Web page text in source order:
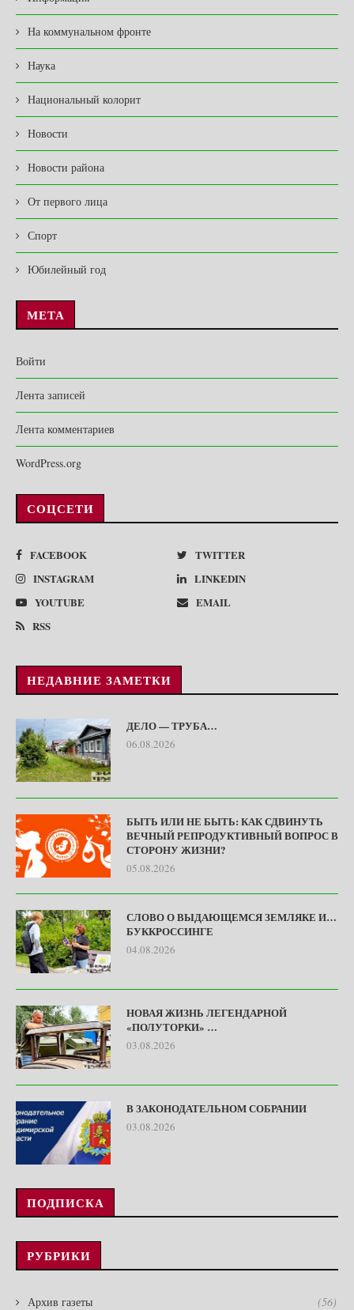
На коммунальном фронте
Наука
Национальный колорит
Новости
Новости района
От первого лица
Спорт
Юбилейный год
МЕТА
Войти
Лента записей
Лента комментариев
WordPress.org
СОЦСЕТИ
FACEBOOK
TWITTER
INSTAGRAM
LINKEDIN
YOUTUBE
EMAIL
RSS
НЕДАВНИЕ ЗАМЕТКИ
ДЕЛО — ТРУБА…
06.08.2026
БЫТЬ ИЛИ НЕ БЫТЬ: КАК СДВИНУТЬ
ВЕЧНЫЙ РЕПРОДУКТИВНЫЙ ВОПРОС В
СТОРОНУ ЖИЗНИ?
05.08.2026
СЛОВО О ВЫДАЮЩЕМСЯ ЗЕМЛЯКЕ И…
БУККРОССИНГЕ
04.08.2026
НОВАЯ ЖИЗНЬ ЛЕГЕНДАРНОЙ
«ПОЛУТОРКИ» …
03.08.2026
В ЗАКОНОДАТЕЛЬНОМ СОБРАНИИ
03.08.2026
ПОДПИСКА
РУБРИКИ
Архив газеты (56)